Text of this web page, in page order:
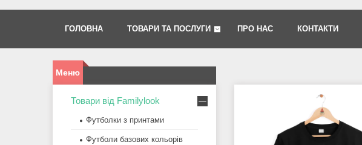
ГОЛОВНА ТОВАРИ ТА ПОСЛУГИ ПРО НАС КОНТАКТИ
Товари від Familylook
Футболки з принтами
Футболи базових кольорів